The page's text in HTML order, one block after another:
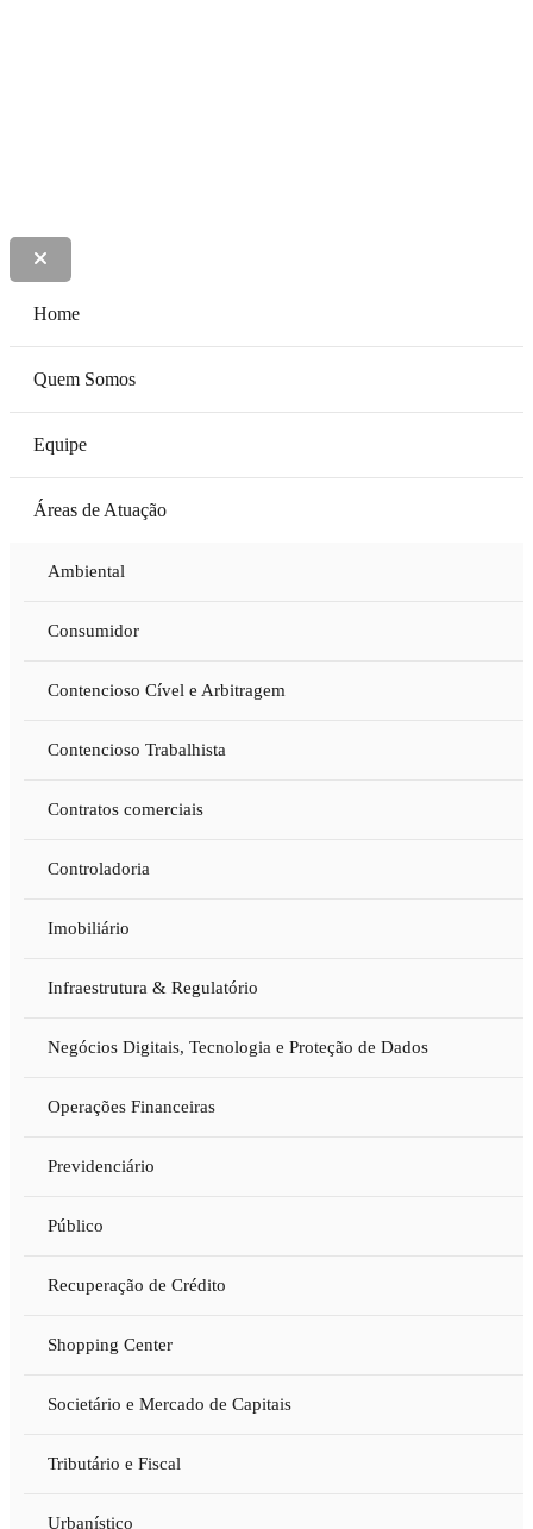
Lima, Lobato e Colen Advogados
Home
Quem Somos
Equipe
Áreas de Atuação
Ambiental
Consumidor
Contencioso Cível e Arbitragem
Contencioso Trabalhista
Contratos comerciais
Controladoria
Imobiliário
Infraestrutura & Regulatório
Negócios Digitais, Tecnologia e Proteção de Dados
Operações Financeiras
Previdenciário
Público
Recuperação de Crédito
Shopping Center
Societário e Mercado de Capitais
Tributário e Fiscal
Urbanístico